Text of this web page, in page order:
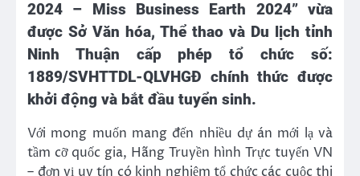
2024 – Miss Business Earth 2024” vừa
được Sở Văn hóa, Thể thao và Du lịch tỉnh
Ninh Thuận cấp phép tổ chức số:
1889/SVHTTDL-QLVHGĐ chính thức được
khởi động và bắt đầu tuyển sinh.
Với mong muốn mang đến nhiều dự án mới lạ và
tầm cỡ quốc gia, Hãng Truyền hình Trực tuyến VN
– đơn vị uy tín có kinh nghiệm tổ chức các cuộc thi